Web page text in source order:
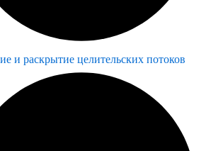
и раскрытие целительских потоков